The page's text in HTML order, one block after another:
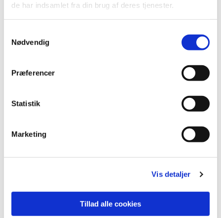
de har indsamlet fra din brug af deres tjenester.
Nødvendig
Præferencer
Statistik
Marketing
Vis detaljer
Tillad alle cookies
Du vil måske også kunne